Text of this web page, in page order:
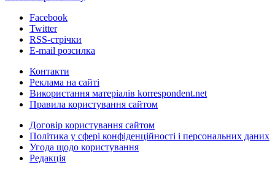
Facebook
Twitter
RSS-стрічки
E-mail розсилка
Контакти
Реклама на сайті
Використання матеріалів korrespondent.net
Правила користування сайтом
Договір користування сайтом
Політика у сфері конфіденційності і персональних даних
Угода щодо користування
Редакція